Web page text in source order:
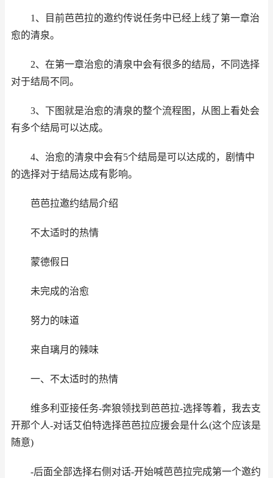
1、目前芭芭拉的邀约传说任务中已经上线了第一章治
愈的清泉。
2、在第一章治愈的清泉中会有很多的结局，不同选择
对于结局不同。
3、下图就是治愈的清泉的整个流程图，从图上看处会
有多个结局可以达成。
4、治愈的清泉中会有5个结局是可以达成的，剧情中
的选择对于结局达成有影响。
芭芭拉邀约结局介绍
不太适时的热情
蒙德假日
未完成的治愈
努力的味道
来自璃月的辣味
一、不太适时的热情
维多利亚接任务-奔狼领找到芭芭拉-选择等着，我去支
开那个人-对话艾伯特选择芭芭拉应援会是什么(这个应该是
随意)
-后面全部选择右侧对话-开始喊芭芭拉完成第一个邀约